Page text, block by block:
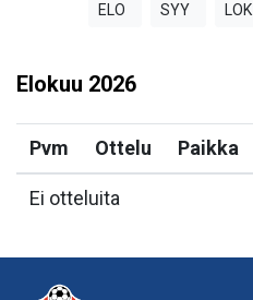
ELO SYY LOK
Elokuu 2026
Pvm Ottelu Paikka
Ei otteluita